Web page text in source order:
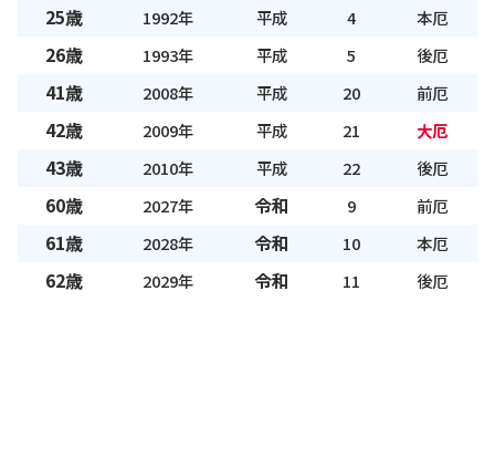
25歳 1992年 平成 4 本厄
26歳 1993年 平成 5 後厄
41歳 2008年 平成 20 前厄
42歳 2009年 平成 21 大厄
43歳 2010年 平成 22 後厄
60歳 2027年 令和 9 前厄
61歳 2028年 令和 10 本厄
62歳 2029年 令和 11 後厄